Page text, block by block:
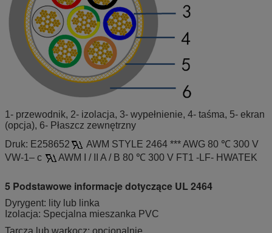
1- przewodnik, 2- izolacja, 3- wypełnienie, 4- taśma, 5- ekran
(opcja), 6- Płaszcz zewnętrzny
Druk: E258652
AWM STYLE 2464 *** AWG 80 ℃ 300 V
VW-1– c
AWM I / II A / B 80 ℃ 300 V FT1 -LF- HWATEK
5 Podstawowe informacje dotyczące UL 2464
Dyrygent: lity lub linka
Izolacja: Specjalna mieszanka PVC